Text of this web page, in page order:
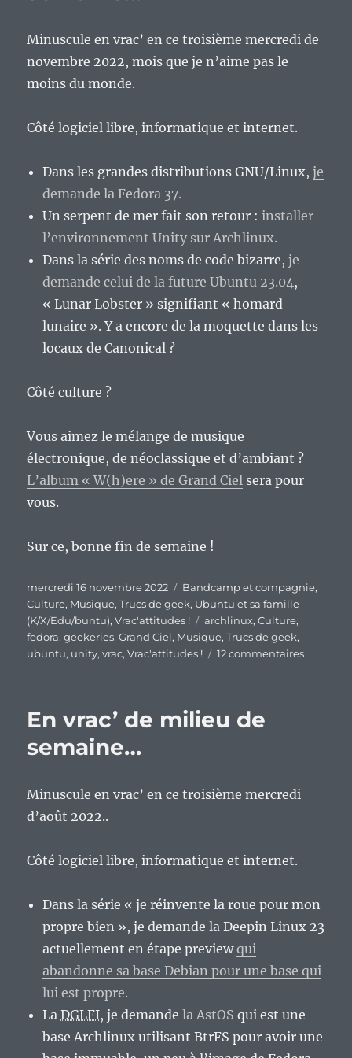
Minuscule en vrac’ en ce troisième mercredi de
novembre 2022, mois que je n’aime pas le
moins du monde.
Côté logiciel libre, informatique et internet.
Dans les grandes distributions GNU/Linux,je
demande la Fedora 37.
Un serpent de mer fait son retour :installer
l’environnement Unity sur Archlinux.
Dans la série des noms de code bizarre,je
demande celui de la future Ubuntu 23.04,
« Lunar Lobster » signifiant « homard
lunaire ». Y a encore de la moquette dans les
locaux de Canonical ?
Côté culture ?
Vous aimez le mélange de musique
électronique, de néoclassique et d’ambiant ?
L’album « W(h)ere » de Grand Ciel sera pour
vous.
Sur ce, bonne fin de semaine !
Publié
le
mercredi 16 novembre 2022 Catégories
Bandcamp et compagnie,
Culture, Musique,Trucs de geek, Ubuntu et sa famille
(K/X/Edu/buntu),Vrac'attitudes ! Étiquettes
archlinux,Culture,
fedora,geekeries,Grand Ciel, Musique,Trucs de geek,
ubuntu, unity,vrac,Vrac'attitudes ! 12 commentairessur
En vrac’ de milieu de
semaine…
Minuscule en vrac’ en ce troisième mercredi
d’août 2022..
Côté logiciel libre, informatique et internet.
Dans la série « je réinvente la roue pour mon
propre bien », je demande la Deepin Linux 23
actuellement en étape previewqui
abandonne sa base Debian pour une base qui
lui est propre.
LaDGLFI, je demandela AstOS qui est une
base Archlinux utilisant BtrFS pour avoir une